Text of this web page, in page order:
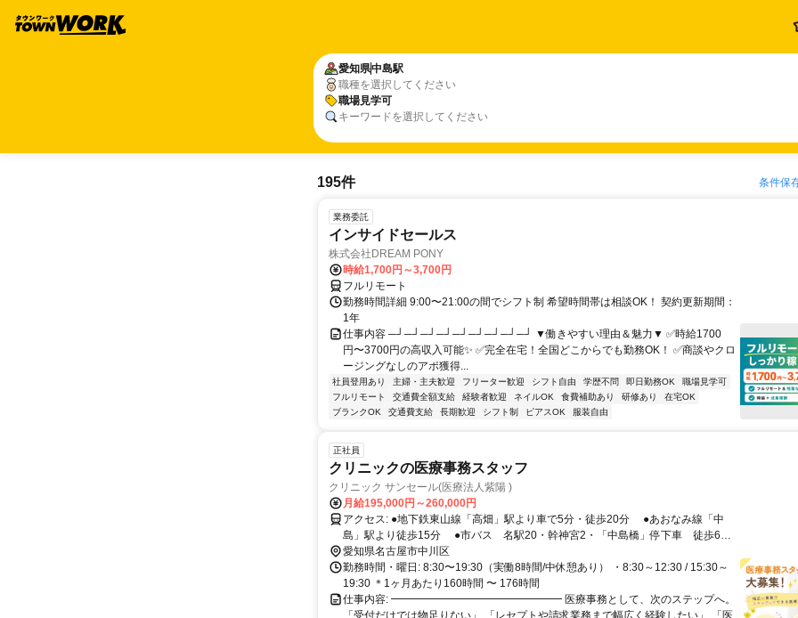
愛知県中島駅
職種を選択してください
職場見学可
キーワードを選択してください
195件 条件保
業務委託
インサイドセールス
株式会社DREAM PONY
時給1,700円～3,700円
フルリモート
勤務時間詳細 9:00〜21:00の間でシフト制 希望時間帯は相談OK！ 契約更新期間：
1年
仕事内容 ─┘─┘─┘─┘─┘─┘─┘─┘─┘ ▼働きやすい理由＆魅力▼ ✅時給1700
円〜3700円の高収入可能✨ ✅完全在宅！全国どこからでも勤務OK！ ✅商談やクロ
ージングなしのアポ獲得...
社員登用あり 主婦・主夫歓迎 フリーター歓迎 シフト自由 学歴不問 即日勤務OK
職場見学可
フルリモート
交通費全額支給 経験者歓迎 ネイルOK 食費補助あり 研修あり
在宅OK
ブランクOK
交通費支給 長期歓迎 シフト制 ピアスOK 服装自由
正社員
クリニックの医療事務スタッフ
クリニック サンセール(医療法人紫陽 )
月給195,000円～260,000円
アクセス: ●地下鉄東⼭線「⾼畑」駅より⾞で5分・徒歩20分 ●あおなみ線「中
島」駅より徒歩15分 ●市バス 名駅20・幹神宮2・「中島橋」停下車 徒歩6
分 ●市バス 高畑12・高畑14・高畑16・金山22・「中島小学校」バス停下
車 徒歩4分 名古屋市⽴中島⼩学校の南側 ヤマナカ新中島店の西側
愛知県名古屋市中川区
勤務時間・曜日: 8:30〜19:30（実働8時間/中休憩あり） ・8:30～12:30 / 15:30～
19:30 ＊1ヶ月あたり160時間 〜 176時間
仕事内容: ━━━━━━━━━━━━━━━━ 医療事務として、次のステップへ。
「受付だけでは物足りない」 「レセプトや請求業務まで幅広く経験したい」 「医